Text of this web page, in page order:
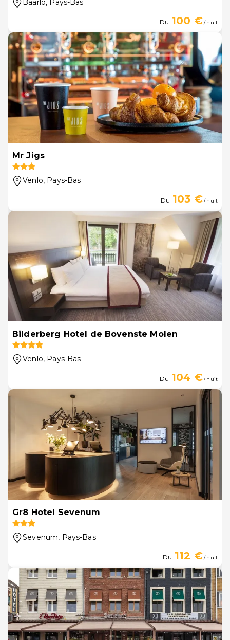
Baarlo, Pays-Bas
Du 100 €/ nuit
Mr Jigs
Venlo, Pays-Bas
Du 103 €/ nuit
Bilderberg Hotel de Bovenste Molen
Venlo, Pays-Bas
Du 104 €/ nuit
Gr8 Hotel Sevenum
Sevenum, Pays-Bas
Du 112 €/ nuit